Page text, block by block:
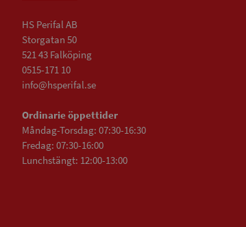
HS Perifal AB
Storgatan 50
521 43 Falköping
0515-171 10
info@hsperifal.se
Ordinarie öppettider
Måndag-Torsdag: 07:30-16:30
Fredag: 07:30-16:00
Lunchstängt: 12:00-13:00